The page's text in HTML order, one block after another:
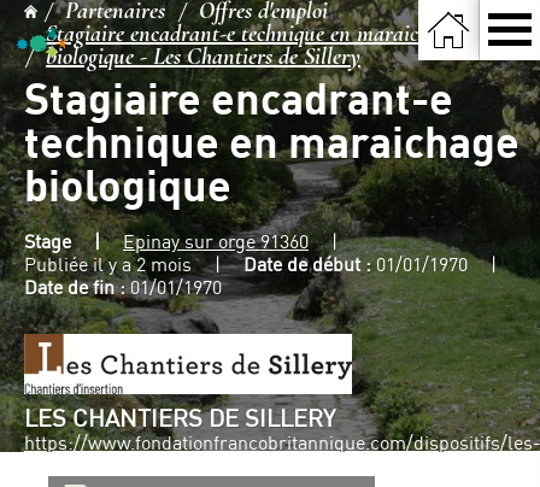
Partenaires Offres d'emploi
Stagiaire encadrant-e technique en maraichage
biologique - Les Chantiers de Sillery
Stagiaire encadrant-e
technique en maraichage
biologique
Stage
Epinay sur orge 91360
Publiée il y a 2 mois
Date de début :01/01/1970
Date de fin :01/01/1970
LES CHANTIERS DE SILLERY
https://www.fondationfrancobritannique.com/dispositifs/les-